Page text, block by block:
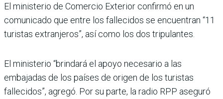
El ministerio de Comercio Exterior confirmó en un
comunicado que entre los fallecidos se encuentran “11
turistas extranjeros”, así como los dos tripulantes.
El ministerio “brindará el apoyo necesario a las
embajadas de los países de origen de los turistas
fallecidos”, agregó. Por su parte, la radio RPP aseguró